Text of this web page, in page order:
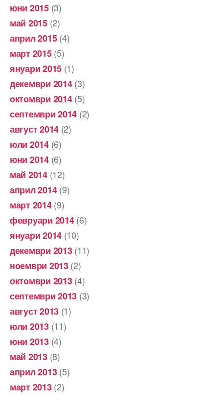
юни 2015(3)
май 2015(2)
април 2015(4)
март 2015(5)
януари 2015 (1)
декември 2014(3)
октомври 2014(5)
септември 2014 (2)
август 2014 (2)
юли 2014(6)
юни 2014(6)
май 2014(12)
април 2014(9)
март 2014(9)
февруари 2014(6)
януари 2014 (10)
декември 2013(11)
ноември 2013(2)
октомври 2013(4)
септември 2013 (3)
август 2013 (1)
юли 2013(11)
юни 2013(4)
май 2013(8)
април 2013(5)
март 2013(2)